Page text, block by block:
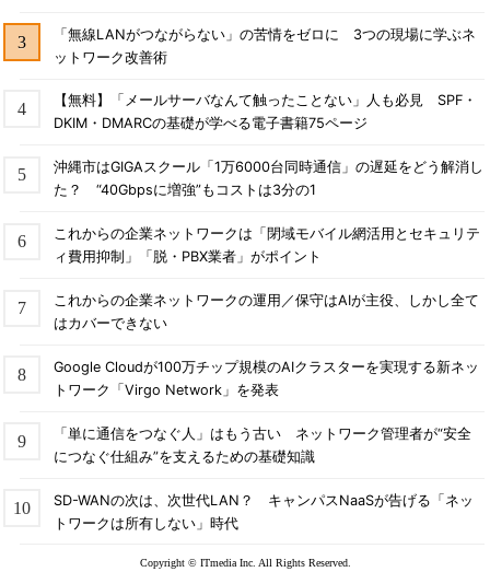
Windowsネットワーク（NBT：NetBIOS over TCP/IP）が有効
DHCPのリース/リリースを実行する
IP割り当てをDHCPで行っている場合、ipconfigコマンドから
手動でDHCPのリース延長（Renew）／リリース（開放）を実行
できる。
\>ipconfig /renew
Windows IP 構成
接続固有の DNS サフィックス . . . . .:
サブネット マスク . . . . . . . . .: 255.255.255.0
デフォルト ゲートウェイ . .
「無線LANがつながらない」の苦情をゼロに 3つの現場に学ぶネ
ットワーク改善術
【無料】「メールサーバなんて触ったことない」人も必見 SPF・
DKIM・DMARCの基礎が学べる電子書籍75ページ
沖縄市はGIGAスクール「1万6000台同時通信」の遅延をどう解消し
た？ “40Gbpsに増強”もコストは3分の1
これからの企業ネットワークは「閉域モバイル網活用とセキュリテ
ィ費用抑制」「脱・PBX業者」がポイント
これからの企業ネットワークの運用／保守はAIが主役、しかし全て
はカバーできない
Google Cloudが100万チップ規模のAIクラスターを実現する新ネッ
トワーク「Virgo Network」を発表
「単に通信をつなぐ人」はもう古い ネットワーク管理者が“安全
につなぐ仕組み”を支えるための基礎知識
SD-WANの次は、次世代LAN？ キャンパスNaaSが告げる「ネッ
トワークは所有しない」時代
Copyright © ITmedia Inc. All Rights Reserved.